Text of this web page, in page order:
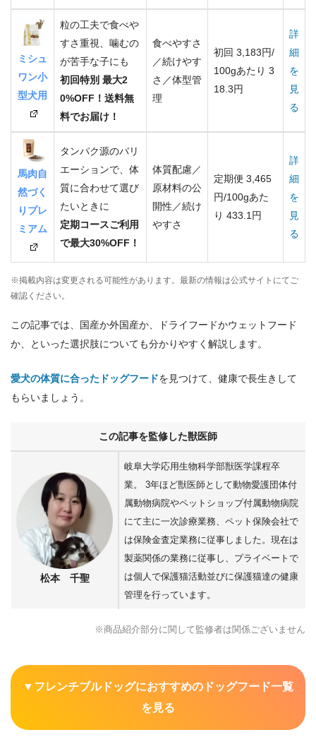
ミシュ
ワン小
型犬用
粒の工夫で食べや
すさ重視、噛むの
が苦手な子にも
初回特別 最大2
0%OFF！送料無
料でお届け！
食べやすさ
／続けやす
さ／体型管
理
初回 3,183円/
100gあたり 3
18.3円
詳
細
を
見
る
馬肉自
然づく
りプレ
ミアム
タンパク源のバリ
エーションで、体
質に合わせて選び
たいときに
定期コースご利用
で最大30%OFF！
体質配慮／
原材料の公
開性／続け
やすさ
定期便 3,465
円/100gあた
り 433.1円
詳
細
を
見
る
※掲載内容は変更される可能性があります。最新の情報は公式サイトにてご
確認ください。
この記事では、国産か外国産か、ドライフードかウェットフード
か、といった選択肢についても分かりやすく解説します。
愛犬の体質に合ったドッグフードを見つけて、健康で長生きして
もらいましょう。
この記事を監修した獣医師
松本 千聖
岐阜大学応用生物科学部獣医学課程卒
業。 3年ほど獣医師として動物愛護団体付
属動物病院やペットショップ付属動物病院
にて主に一次診療業務、ペット保険会社で
は保険金査定業務に従事しました。現在は
製薬関係の業務に従事し、プライベートで
は個人で保護猫活動並びに保護猫達の健康
管理を行っています。
※商品紹介部分に関して監修者は関係ございません
▼フレンチブルドッグにおすすめのドッグフード一覧
を見る